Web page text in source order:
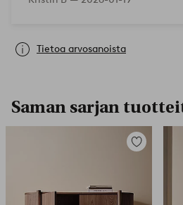
nopeasti halkeamia kokoamisen
Tietoa arvosanoista
Saman sarjan
Lisää